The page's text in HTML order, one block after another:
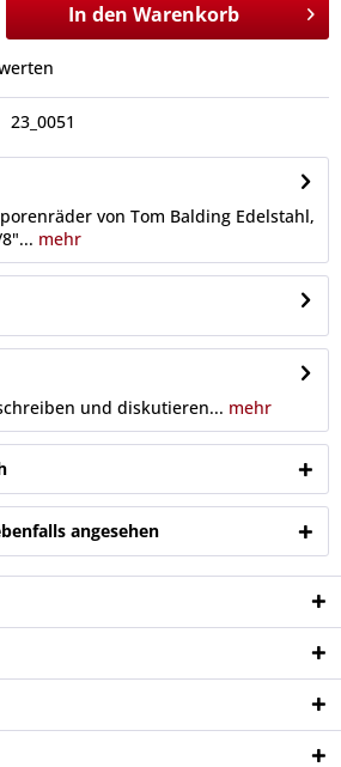
In den Warenkorb
23_0051
von Tom Balding Edelstahl,
mehr
und diskutieren... mehr
angesehen